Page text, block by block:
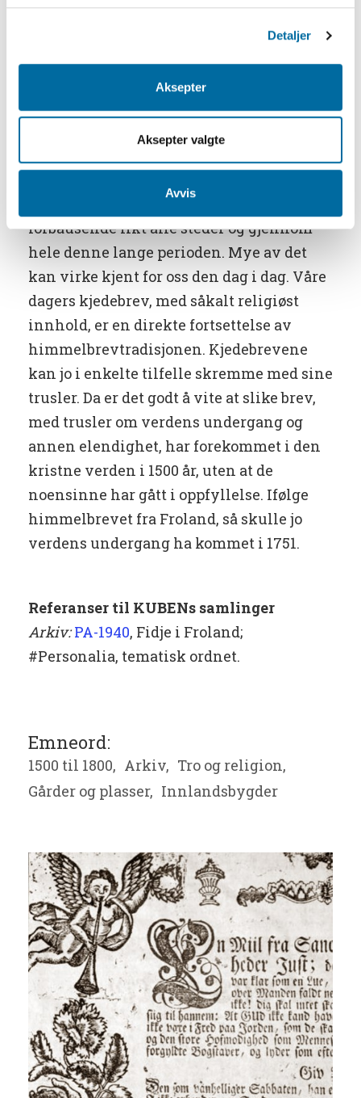
Detaljer
Aksepter
Aksepter valgte
Avvis
opprinnelse eller de er avskrift av danske
brev. Aust-Agder-Arkivet har 5 brev. Og
med den nære forbindelse til Danmark, er
det ikke så rart at vi finner en del av dem
på Sørlandskysten.
Innholdet i himmelbrevene er
forbausende likt alle steder og gjennom
hele denne lange perioden. Mye av det
kan virke kjent for oss den dag i dag. Våre
dagers kjedebrev, med såkalt religiøst
innhold, er en direkte fortsettelse av
himmelbrevtradisjonen. Kjedebrevene
kan jo i enkelte tilfelle skremme med sine
trusler. Da er det godt å vite at slike brev,
med trusler om verdens undergang og
annen elendighet, har forekommet i den
kristne verden i 1500 år, uten at de
noensinne har gått i oppfyllelse. Ifølge
himmelbrevet fra Froland, så skulle jo
verdens undergang ha kommet i 1751.
Referanser til KUBENs samlinger
Arkiv: PA-1940, Fidje i Froland;
#Personalia, tematisk ordnet.
Emneord:
1500 til 1800, Arkiv, Tro og religion,
Gårder og plasser, Innlandsbygder